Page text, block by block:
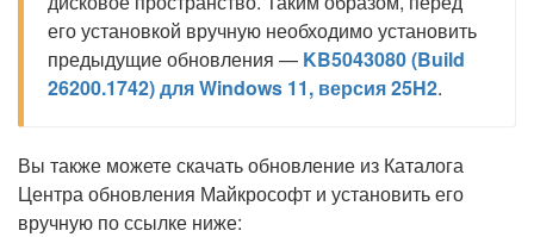
его установкой вручную необходимо установить
предыдущие обновления — KB5043080 (Build
26200.1742) для Windows 11, версия 25H2.
Вы также можете скачать обновление из Каталога
Центра обновления Майкрософт и установить его
вручную по ссылке ниже: